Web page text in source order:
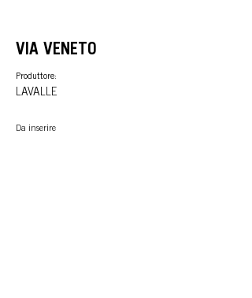
VIA VENETO
Produttore:
LAVALLE
Da inserire